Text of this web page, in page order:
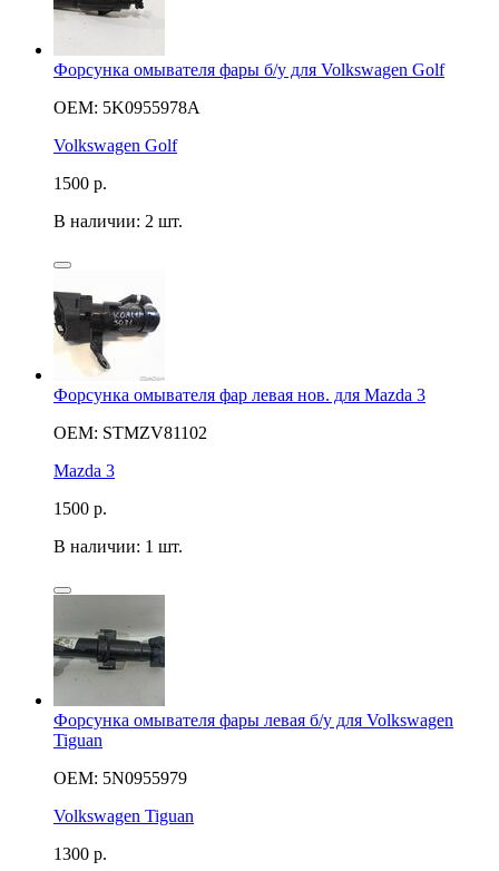
Форсунка омывателя фары б/у для Volkswagen Golf
OEM: 5K0955978A
Volkswagen Golf
1500 р.
В наличии: 2 шт.
Форсунка омывателя фар левая нов. для Mazda 3
OEM: STMZV81102
Mazda 3
1500 р.
В наличии: 1 шт.
Форсунка омывателя фары левая б/у для Volkswagen
Tiguan
OEM: 5N0955979
Volkswagen Tiguan
1300 р.